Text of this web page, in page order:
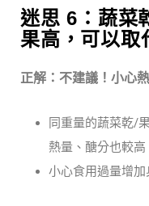
迷思 6：蔬菜
果高，可以取
正解：不建議！小心
同重量的蔬菜乾/
熱量、醣分也較高
小心食用過量增